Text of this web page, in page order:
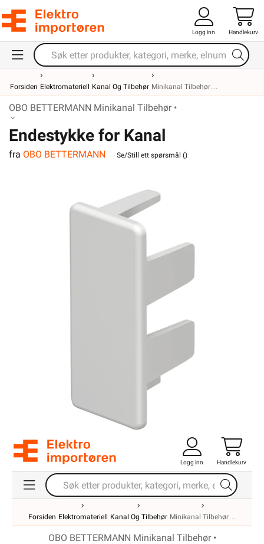
Logg inn Handlekurv
Forsiden Elektromateriell Kanal Og Tilbehør Minikanal Tilbehør
OBO BETTERMANN Minikanal Tilbehør •
Endestykke for Kanal
WDK40060RW
fra OBO BETTERMANN Se/Still ett spørsmål ()
Logg inn Handlekurv
Forsiden Elektromateriell Kanal Og Tilbehør Minikanal Tilbehør
OBO BETTERMANN Minikanal Tilbehør •